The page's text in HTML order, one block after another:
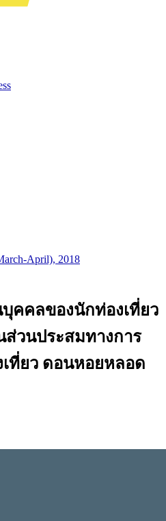
April), 2018
คคลของนักท่องเที่ยว
วนประสมทางการ
ที่ยว ดอนหอยหลอด